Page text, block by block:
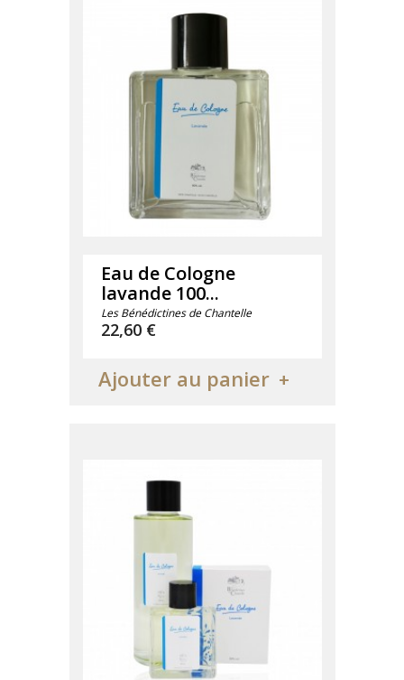
Eau de Cologne
lavande 100...
Les Bénédictines de Chantelle
Prix
22,60 €
Ajouter au panier